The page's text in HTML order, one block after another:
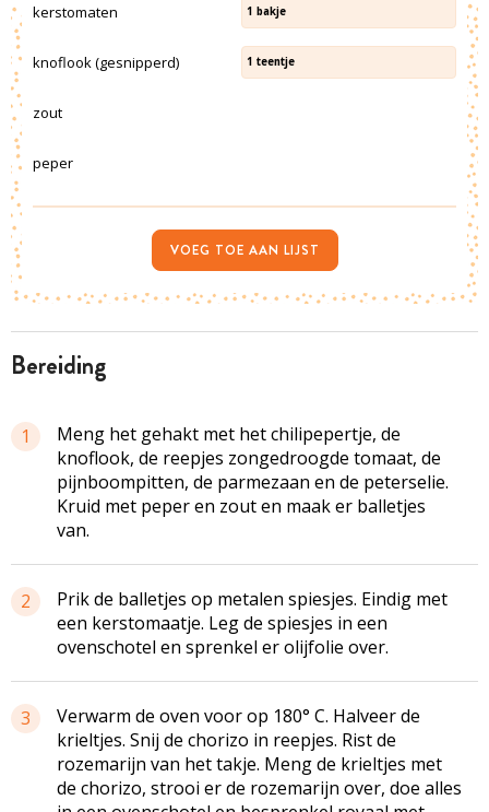
bereiding
1
Meng het gehakt met het chilipepertje, de
knoflook, de reepjes zongedroogde tomaat, de
pijnboompitten, de parmezaan en de peterselie.
Kruid met peper en zout en maak er balletjes
van.
2
Prik de balletjes op metalen spiesjes. Eindig met
een kerstomaatje. Leg de spiesjes in een
ovenschotel en sprenkel er olijfolie over.
3
Verwarm de oven voor op 180° C. Halveer de
krieltjes. Snij de chorizo in reepjes. Rist de
rozemarijn van het takje. Meng de krieltjes met
de chorizo, strooi er de rozemarijn over, doe alles
kerstomaten 1 bakje
knoflook (gesnipperd) 1 teentje
zout
peper
VOEG TOE AAN LIJST